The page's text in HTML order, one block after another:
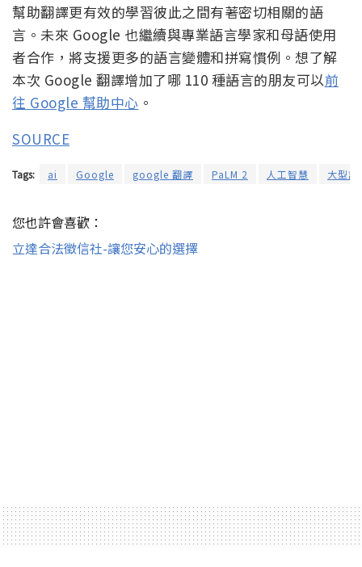
幫助翻譯更有效的學習彼此之間有著密切相關的語
言。未來 Google 也繼續與專業語言學家和母語使用
者合作，將支援更多的語言變體和拼寫慣例。想了解
本次 Google 翻譯增加了哪 110 種語言的朋友可以前
往 Google 幫助中心 。
SOURCE
Tags: ai Google google 翻譯 PaLM 2 人工智慧 大型語
您也許會喜歡：
立達合法徵信社-讓您安心的選擇